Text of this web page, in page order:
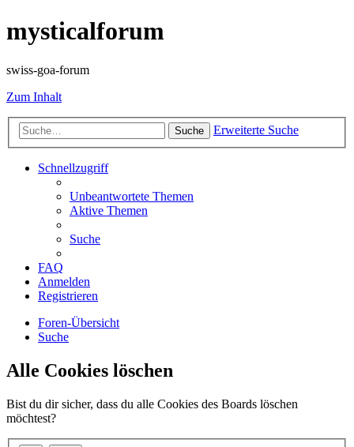
mysticalforum
swiss-goa-forum
Zum Inhalt
Suche Erweiterte Suche
Schnellzugriff
Unbeantwortete Themen
Aktive Themen
Suche
FAQ
Anmelden
Registrieren
Foren-Übersicht
Suche
Alle Cookies löschen
Bist du dir sicher, dass du alle Cookies des Boards löschen
möchtest?